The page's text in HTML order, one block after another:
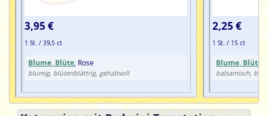
3,95 €
1 St. / 39,5 ct
Blume, Blüte , Rose
blumig, blütenblättrig, gehaltvoll
2,25 €
1 St. / 15 ct
Blume, Blüte
balsamisch,